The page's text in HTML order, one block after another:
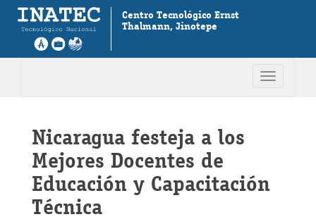
Centro Tecnológico Ernst
Thalmann, Jinotepe
Toggle
Nicaragua festeja a los
Mejores Docentes de
Educación y Capacitación
Técnica